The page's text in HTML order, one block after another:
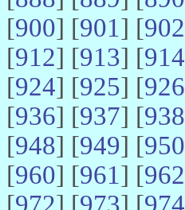
[900] [901] [902
[912] [913] [914
[924] [925] [926
[936] [937] [938
[948] [949] [950
[960] [961] [962
[972] [973] [974